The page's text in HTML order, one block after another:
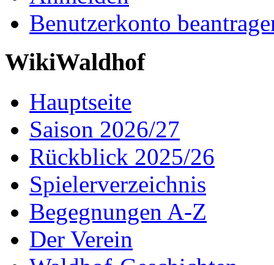
Benutzerkonto
WikiWaldhof
Hauptseite
Saison 2026/27
Rückblick 2025/26
Spielerverzeichnis
Begegnungen A-Z
Der Verein